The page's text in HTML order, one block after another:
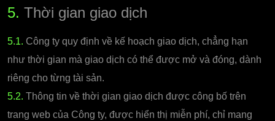
5. Thời gian giao dịch
5.1. Công ty quy định về kế hoạch giao dịch, chẳng hạn
như thời gian mà giao dịch có thể được mở và đóng, dành
riêng cho từng tài sản.
5.2. Thông tin về thời gian giao dịch được công bố trên
trang web của Công ty, được hiển thị miễn phí, chỉ mang